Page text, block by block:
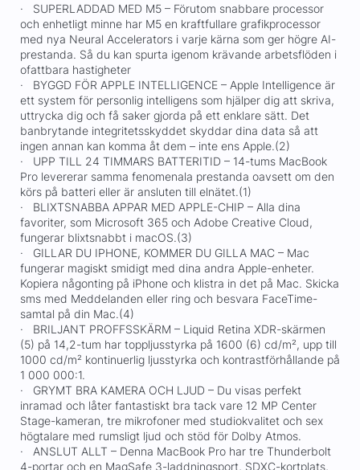
· SUPERLADDAD MED M5 – Förutom snabbare processor
och enhetligt minne har M5 en kraftfullare grafikprocessor
med nya Neural Accelerators i varje kärna som ger högre AI-
prestanda. Så du kan spurta igenom krävande arbetsflöden i
ofattbara hastigheter
· BYGGD FÖR APPLE INTELLIGENCE – Apple Intelligence är
ett system för personlig intelligens som hjälper dig att skriva,
uttrycka dig och få saker gjorda på ett enklare sätt. Det
banbrytande integritetsskyddet skyddar dina data så att
ingen annan kan komma åt dem – inte ens Apple.(2)
· UPP TILL 24 TIMMARS BATTERITID – 14-tums MacBook
Pro levererar samma fenomenala prestanda oavsett om den
körs på batteri eller är ansluten till elnätet.(1)
· BLIXTSNABBA APPAR MED APPLE-CHIP – Alla dina
favoriter, som Microsoft 365 och Adobe Creative Cloud,
fungerar blixtsnabbt i macOS.(3)
· GILLAR DU IPHONE, KOMMER DU GILLA MAC – Mac
fungerar magiskt smidigt med dina andra Apple-enheter.
Kopiera någonting på iPhone och klistra in det på Mac. Skicka
sms med Meddelanden eller ring och besvara FaceTime-
samtal på din Mac.(4)
· BRILJANT PROFFSSKÄRM – Liquid Retina XDR-skärmen
(5) på 14,2-tum har toppljusstyrka på 1600 (6) cd/m², upp till
1000 cd/m² kontinuerlig ljusstyrka och kontrastförhållande på
1 000 000:1.
· GRYMT BRA KAMERA OCH LJUD – Du visas perfekt
inramad och låter fantastiskt bra tack vare 12 MP Center
Stage-kameran, tre mikrofoner med studiokvalitet och sex
högtalare med rumsligt ljud och stöd för Dolby Atmos.
· ANSLUT ALLT – Denna MacBook Pro har tre Thunderbolt
4-portar och en MagSafe 3-laddningsport, SDXC-kortplats,